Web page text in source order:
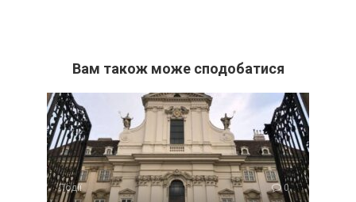
Вам також може сподобатися
Події 0